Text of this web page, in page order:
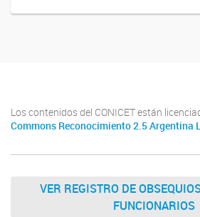
Los contenidos del CONICET están
Commons Reconocimiento 2.5 Argentina
VER REGISTRO DE
FUNCIONARIOS